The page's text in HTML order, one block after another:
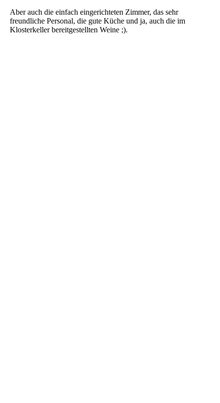
Aber auch die einfach eingerichteten Zimmer, das sehr
freundliche Personal, die gute Küche und ja, auch die im
Klosterkeller bereitgestellten Weine ;).